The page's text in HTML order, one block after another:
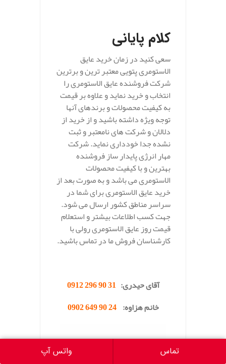
کلام پایانی
سعی کنید در زمان خرید عایق
الاستومری پتویی معتبر ترین و برترین
شرکت فروشنده عایق الاستومری را
انتخاب و خرید نماید و علاوه بر قیمت
به کیفیت محصولات و برندهای آنها
توجه ویژه داشته باشید و از خرید از
دلالان و شرکت های نامعتبر و ثبت
نشده جدا خودداری نماید. شرکت
مهار انرژی پایدار ساز فروشنده
بهترین و با کیفیت محصولات
الاستومری می باشد و به صورت بعد از
خرید عایق الاستومری برای شما در
سراسر مناطق کشور ارسال می شود.
جهت کسب اطلاعات بیشتر و استعلام
قیمت روز عایق الاستومری رولی با
کارشناسان فروش ما در تماس باشید.
آقای حیدری: 31 90 296 0912
خانم هزاوه:24 90 649 0902
تماس واتس آپ